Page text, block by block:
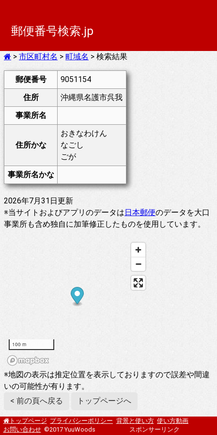
郵便番号検索.jp
> 市区町村名 > 町域名 > 検索結果
郵便番号
9051154
住所
沖縄県名護市呉我
事業所名
住所かな
おきなわけん
なごし
ごが
事業所名かな
2026年7月31日更新
※当サイトおよびアプリのデータは日本郵便のデータを大口
事業所も含め独自に加筆修正したものを使用しています。
100 m
※地図の表示は推定位置を表示しておりますので誤差や間違
いの可能性が有ります。
< 前の頁へ戻る
トップページへ
トップページ プライバシーポリシー 背景と使い方 使い方動画
お問い合わせ ©2017 YuuWoods スポンサーリンク